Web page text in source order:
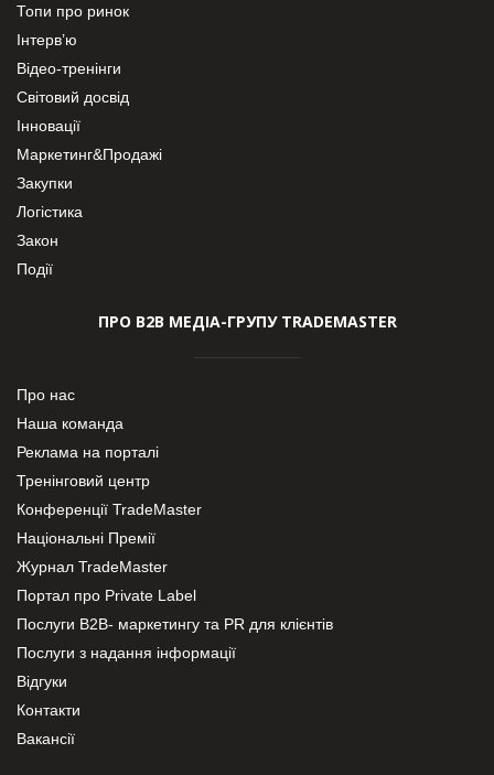
Топи про ринок
Інтерв’ю
Відео-тренінги
Світовий досвід
Інновації
Маркетинг&Продажі
Закупки
Логістика
Закон
Події
ПРО В2В МЕДІА-ГРУПУ TRADEMASTER
Про нас
Наша команда
Реклама на порталі
Тренінговий центр
Конференції TradeMaster
Національні Премії
Журнал TradeMaster
Портал про Private Label
Послуги В2В- маркетингу та PR для клієнтів
Послуги з надання інформації
Відгуки
Контакти
Вакансії